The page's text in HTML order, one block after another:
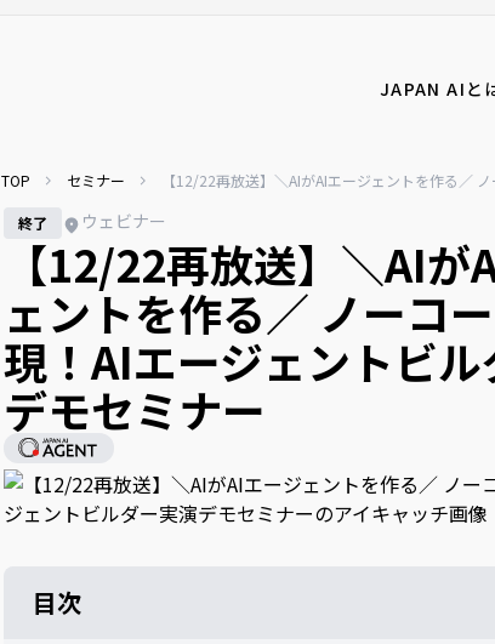
JAPAN AIと
TOP セミナー 【12/22再放送】＼AIがAIエージェントを作る／
終了 ウェビナー
【12/22再放送】＼AIが
ェントを作る／ ノーコ
現！AIエージェントビ
デモセミナー
目次